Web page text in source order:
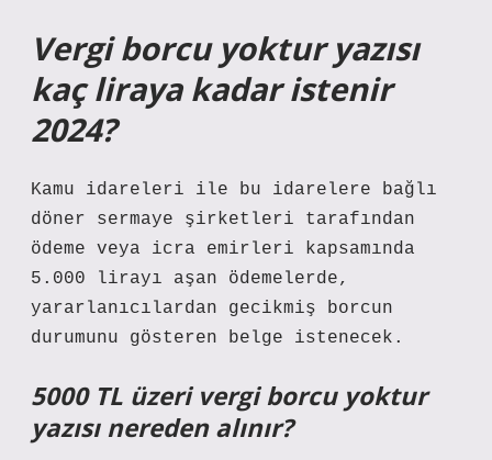
Vergi borcu yoktur yazısı
kaç liraya kadar istenir
2024?
Kamu idareleri ile bu idarelere bağlı
döner sermaye şirketleri tarafından
ödeme veya icra emirleri kapsamında
5.000 lirayı aşan ödemelerde,
yararlanıcılardan gecikmiş borcun
durumunu gösteren belge istenecek.
5000 TL üzeri vergi borcu yoktur
yazısı nereden alınır?